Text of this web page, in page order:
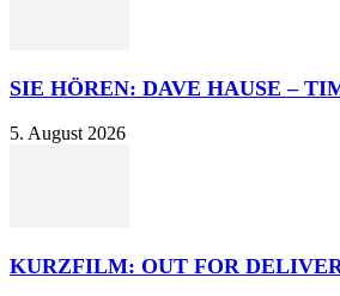
SIE HÖREN: DAVE HAUSE –
5. August 2026
KURZFILM: OUT FOR